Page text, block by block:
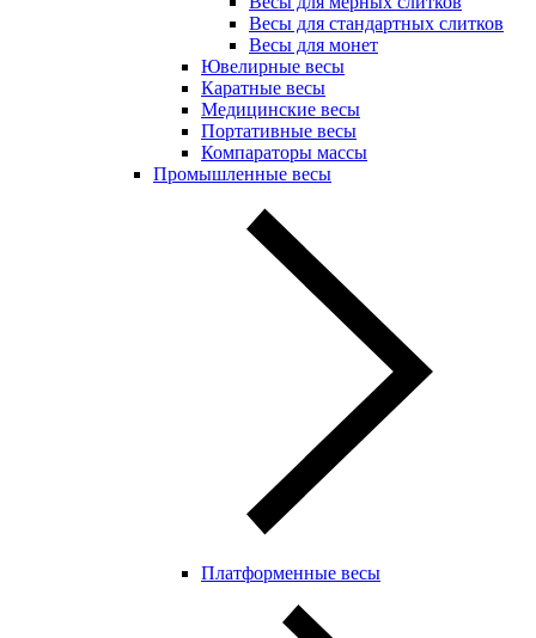
Весы для стандартных слитков
Весы для монет
Ювелирные весы
Каратные весы
Медицинские весы
Портативные весы
Компараторы массы
Промышленные весы
Платформенные весы